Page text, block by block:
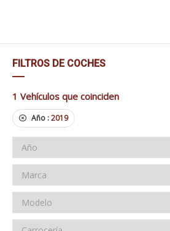
FILTROS DE COCHES
1 Vehículos que coinciden
Año :2019